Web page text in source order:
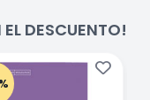
DESCUENTO!